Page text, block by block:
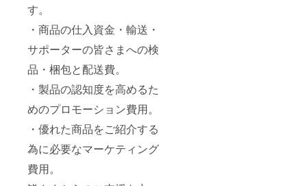
す。
・商品の仕入資金・輸送・
サポーターの皆さまへの検
品・梱包と配送費。
・製品の認知度を高めるた
めのプロモーション費用。
・優れた商品をご紹介する
為に必要なマーケティング
費用。